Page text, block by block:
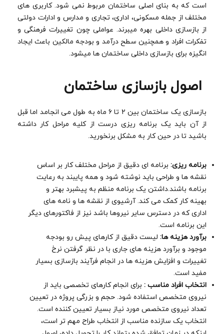
است که به بنای اصلی ساختمان مربوط نمی شود. کاربری های
مختلف از جمله مسکونی، اداری، تجاری و مدارس و ادارات دولتی
از بازسازی داخلی بهره میبرند. عواملی چون تغییرات فرهنگی و
تفکرات افراد و همچنین سطح درآمد و بودجه مالکین باعث ایجاد
انگیزه برای بازسازی داخلی ساختمان ها میشود.
اصول بازسازی ساختمان
بازسازی یک ساختمان بین ۲ تا ۶ ماه به طول می انجامد اما قبل
از آن باید یک برنامه ریزی درست از کلیه مراحل کار داشته
باشید تا در حین کار به مشکل برنخورید.
برنامه ریزی: برنامه ای دقیق از مراحل مختلف کار بر اساس
نقشه ها و طراحی باید نوشته شود و همه پایبند به رعایت
برنامه باشند.داشتن یک برنامه منظم به پیشبرد بهتر و
بهینه کار کمک می کند. آرشیوی از نقشه ها و نامه های
اداری که در دسترس سایر نیروها باشد نیز از فاکتورهای دیگر
این برنامه است.
برآورد هزینه ها: لیست دقیق از کارهای پیش رو بودجه
موجود و برآورد هزینه های جاری با در نظر گرفتن نرخ
تغییرات و افزایش هزینه ها در انجام فرآیند بازسازی بسیار
مفید است.
انتخاب افراد مناسب : برای انجام کارهای تخصصی باید از
نیروی متخصص استفاده شود. حجم و بزرگی پروژه در تعیین
تعداد نیروی متخصص مورد نیاز بسیار تعیین کننده است.
انتخاب یک سازنده مناسب از انتخاب طراح مهم تر است،